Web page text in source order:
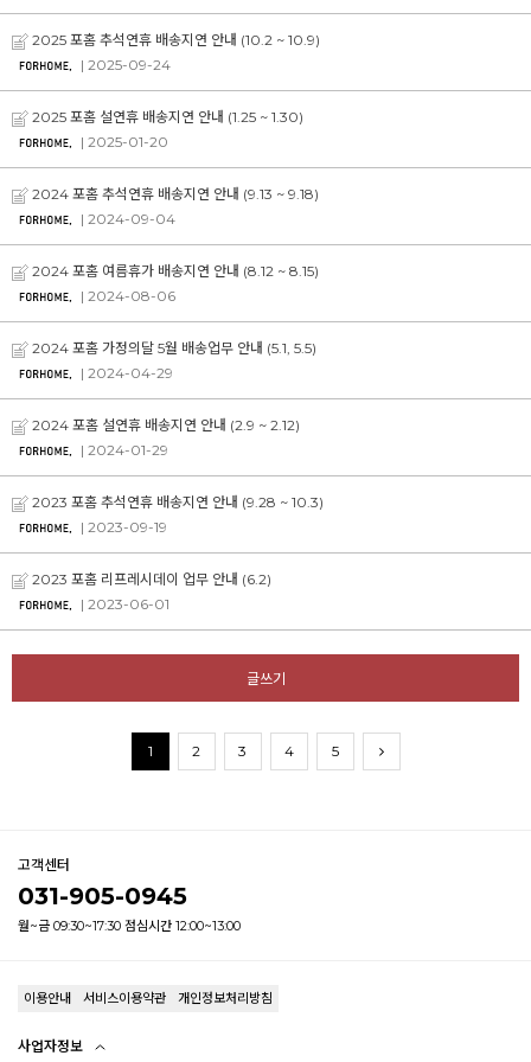
2025 포홈 추석연휴 배송지연 안내 (10.2 ~ 10.9)
| 2025-09-24
2025 포홈 설연휴 배송지연 안내 (1.25 ~ 1.30)
| 2025-01-20
2024 포홈 추석연휴 배송지연 안내 (9.13 ~ 9.18)
| 2024-09-04
2024 포홈 여름휴가 배송지연 안내 (8.12 ~ 8.15)
| 2024-08-06
2024 포홈 가정의달 5월 배송업무 안내 (5.1, 5.5)
| 2024-04-29
2024 포홈 설연휴 배송지연 안내 (2.9 ~ 2.12)
| 2024-01-29
2023 포홈 추석연휴 배송지연 안내 (9.28 ~ 10.3)
| 2023-09-19
2023 포홈 리프레시데이 업무 안내 (6.2)
| 2023-06-01
글쓰기
1 2 3 4 5
고객센터
031-905-0945
월~금 09:30~17:30 점심시간 12:00~13:00
이용안내 서비스이용약관 개인정보처리방침
사업자정보